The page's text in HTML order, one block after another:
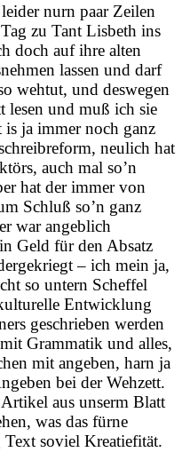
nurn paar Zeilen
zu Tant Lisbeth ins
doch auf ihre alten
lassen und darf
wehtut, und deswegen
lesen und muß ich sie
is ja immer noch ganz
neulich hat
auch mal so’n
hat der immer von
Schluß so’n ganz
war angeblich
Geld für den Absatz
– ich mein ja,
so untern Scheffel
Entwicklung
geschrieben werden
Grammatik und alles,
mit angeben, harn ja
bei der Wehzett.
aus unserm Blatt
was das fürne
soviel Kreatiefität.